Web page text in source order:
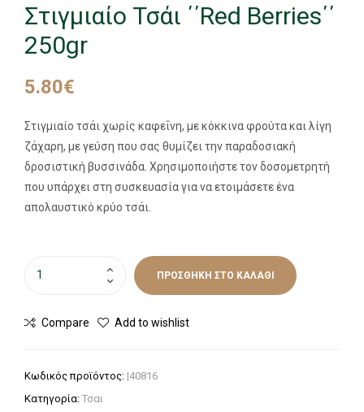
Στιγμιαίο Τσάι ΄΄Red Berries΄΄
250gr
5.80€
Στιγμιαίο τσάι χωρίς καφεΐνη, με κόκκινα φρούτα και λίγη
ζάχαρη, με γεύση που σας θυμίζει την παραδοσιακή
δροσιστική βυσσινάδα. Χρησιμοποιήστε τον δοσομετρητή
που υπάρχει στη συσκευασία για να ετοιμάσετε ένα
απολαυστικό κρύο τσάι.
ΠΡΟΣΘΉΚΗ ΣΤΟ ΚΑΛΆΘΙ
Compare Add to wishlist
Κωδικός προϊόντος: |40816
Κατηγορία: Τσαι